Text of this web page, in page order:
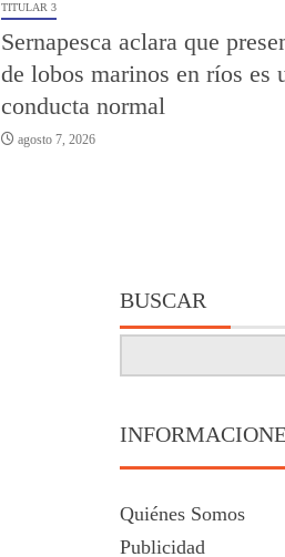
TITULAR 3
Sernapesca aclara que
de lobos marinos en ríos es
conducta normal
agosto 7, 2026
BUSCAR
Quiénes Somos
Publicidad